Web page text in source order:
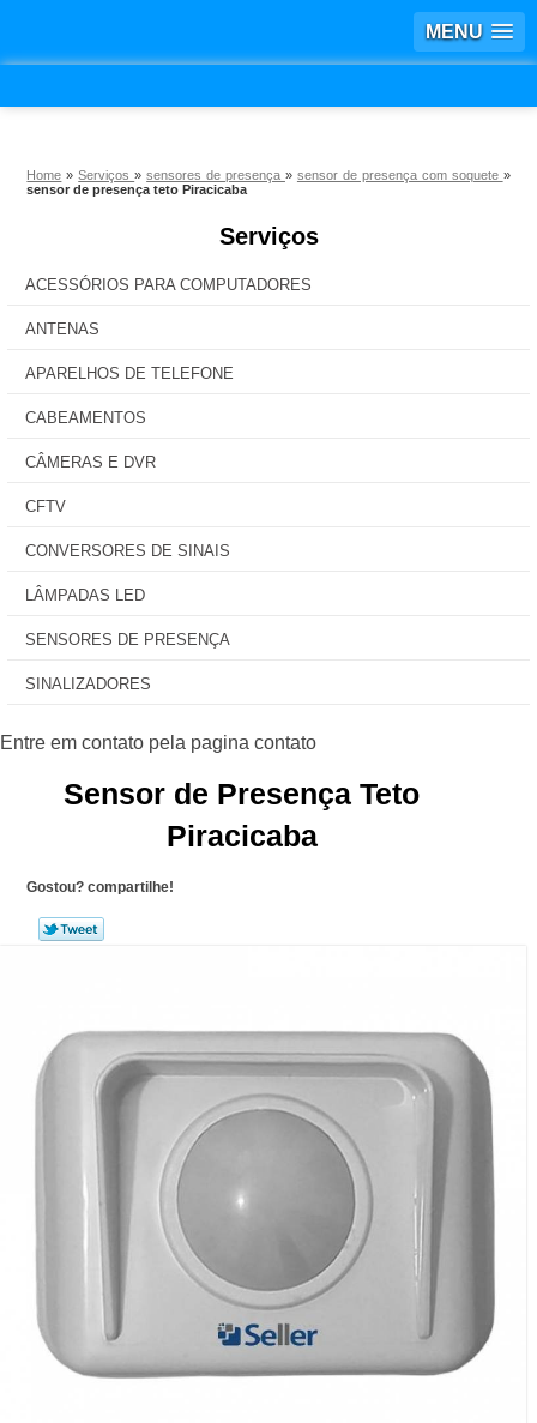
MENU
Home »Serviços»sensores de presença » sensor de presença com soquete »
sensor de presença teto Piracicaba
Serviços
ACESSÓRIOS PARA COMPUTADORES
ANTENAS
APARELHOS DE TELEFONE
CABEAMENTOS
CÂMERAS E DVR
CFTV
CONVERSORES DE SINAIS
LÂMPADAS LED
SENSORES DE PRESENÇA
SINALIZADORES
Sensor de Presença Teto
Piracicaba
Gostou? compartilhe!